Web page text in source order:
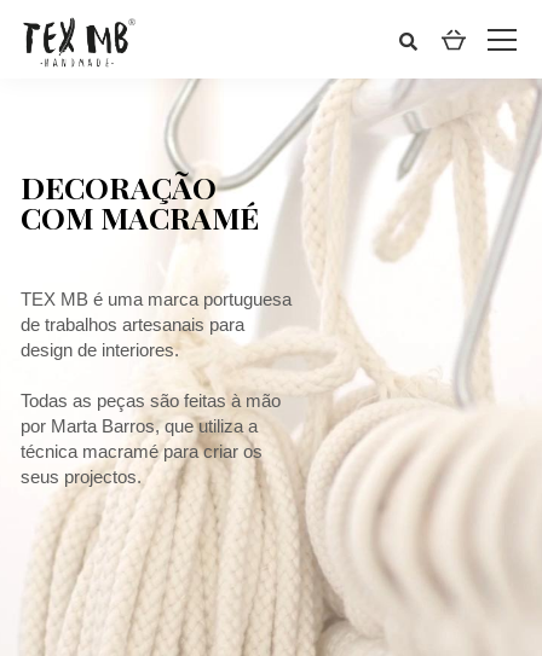
DECORAÇÃO
COM MACRAMÉ
TEX MB é uma marca portuguesa
de trabalhos artesanais para
design de interiores.
Todas as peças são feitas à mão
por Marta Barros, que utiliza a
técnica macramé para criar os
seus projectos.